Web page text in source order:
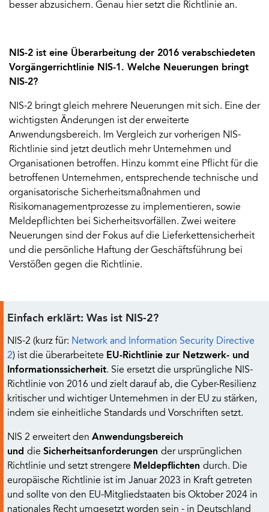
besser abzusichern. Genau hier setzt die Richtlinie an.
NIS-2 ist eine Überarbeitung der 2016 verabschiedeten
Vorgängerrichtlinie NIS-1. Welche Neuerungen bringt
NIS-2?
NIS-2 bringt gleich mehrere Neuerungen mit sich. Eine der
wichtigsten Änderungen ist der erweiterte
Anwendungsbereich. Im Vergleich zur vorherigen NIS-
Richtlinie sind jetzt deutlich mehr Unternehmen und
Organisationen betroffen. Hinzu kommt eine Pflicht für die
betroffenen Unternehmen, entsprechende technische und
organisatorische Sicherheitsmaßnahmen und
Risikomanagementprozesse zu implementieren, sowie
Meldepflichten bei Sicherheitsvorfällen. Zwei weitere
Neuerungen sind der Fokus auf die Lieferkettensicherheit
und die persönliche Haftung der Geschäftsführung bei
Verstößen gegen die Richtlinie.
Einfach erklärt: Was ist NIS-2?
NIS-2 (kurz für: Network and Information Security Directive
2) ist die überarbeitete EU-Richtlinie zur Netzwerk- und
Informationssicherheit. Sie ersetzt die ursprüngliche NIS-
Richtlinie von 2016 und zielt darauf ab, die Cyber-Resilienz
kritischer und wichtiger Unternehmen in der EU zu stärken,
indem sie einheitliche Standards und Vorschriften setzt.
NIS 2 erweitert den Anwendungsbereich
und die Sicherheitsanforderungen der ursprünglichen
Richtlinie und setzt strengere Meldepflichten durch. Die
europäische Richtlinie ist im Januar 2023 in Kraft getreten
und sollte von den EU-Mitgliedstaaten bis Oktober 2024 in
nationales Recht umgesetzt worden sein - in Deutschland